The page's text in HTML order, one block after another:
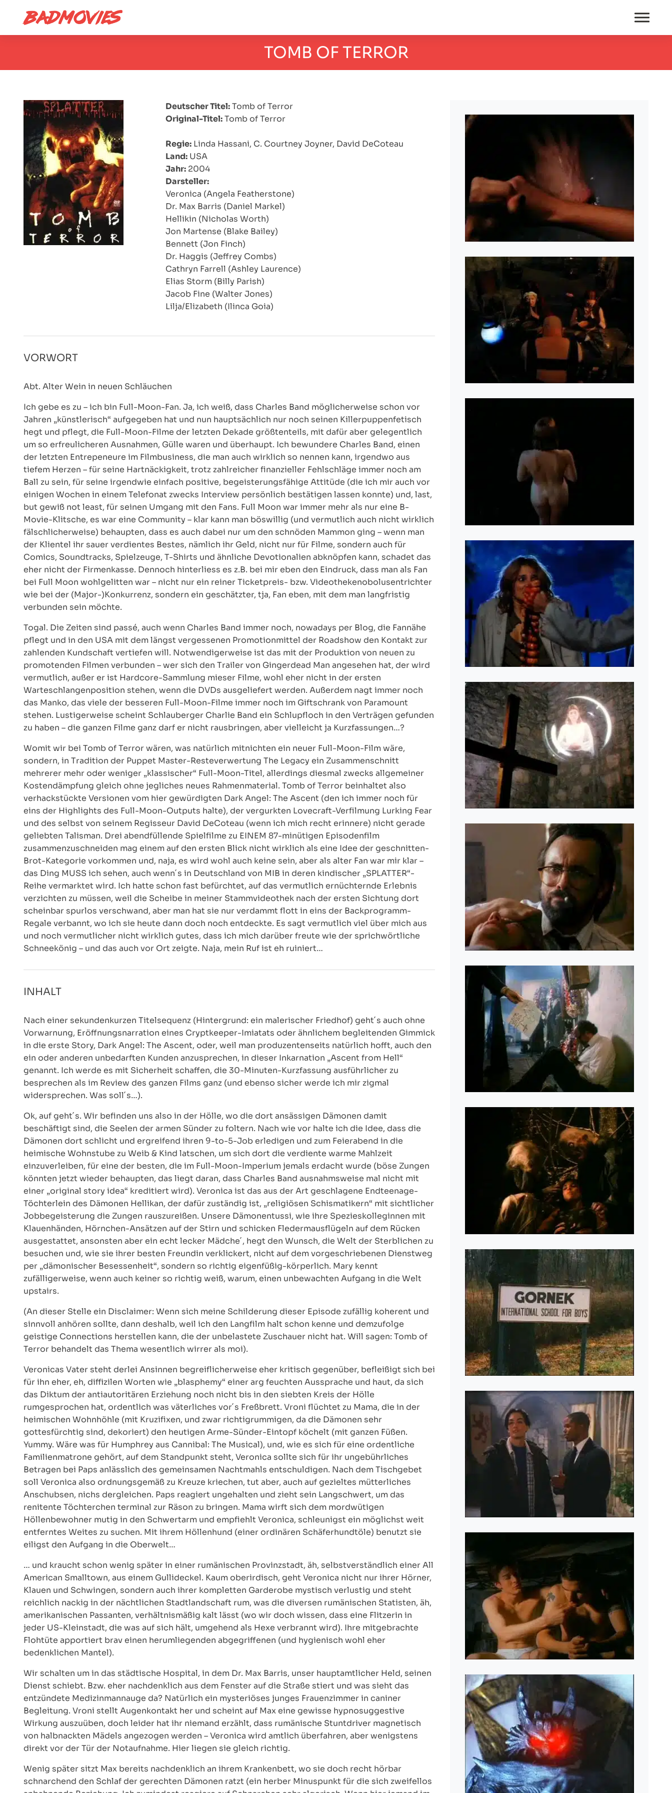
TOMB OF TERROR
Deutscher Titel:Tomb of Terror
Original-Titel:Tomb of Terror
Regie: Linda Hassani, C. Courtney Joyner, David DeCoteau
Land: USA
Jahr: 2004
Darsteller:
Veronica (Angela Featherstone)
Dr. Max Barris (Daniel Markel)
Hellikin (Nicholas Worth)
Jon Martense (Blake Bailey)
Bennett (Jon Finch)
Dr. Haggis (Jeffrey Combs)
Cathryn Farrell (Ashley Laurence)
Elias Storm (Billy Parish)
Jacob Fine (Walter Jones)
Lilja/Elizabeth (Ilinca Goia)
VORWORT
Abt. Alter Wein in neuen Schläuchen
Ich gebe es zu – ich bin Full-Moon-Fan. Ja, ich weiß, dass Charles Band möglicherweise schon vor
Jahren „künstlerisch“ aufgegeben hat und nun hauptsächlich nur noch seinen Killerpuppenfetisch
hegt und pflegt, die Full-Moon-Filme der letzten Dekade größtenteils, mit dafür aber gelegentlich
um so erfreulicheren Ausnahmen, Gülle waren und überhaupt. Ich bewundere Charles Band, einen
der letzten Entrepeneure im Filmbusiness, die man auch wirklich so nennen kann, irgendwo aus
tiefem Herzen – für seine Hartnäckigkeit, trotz zahlreicher finanzieller Fehlschläge immer noch am
Ball zu sein, für seine irgendwie einfach positive, begeisterungsfähige Attitüde (die ich mir auch vor
einigen Wochen in einem Telefonat zwecks Interview persönlich bestätigen lassen konnte) und, last,
but gewiß not least, für seinen Umgang mit den Fans. Full Moon war immer mehr als nur eine B-
Movie-Klitsche, es war eine Community – klar kann man böswillig (und vermutlich auch nicht wirklich
fälschlicherweise) behaupten, dass es auch dabei nur um den schnöden Mammon ging – wenn man
der Klientel ihr sauer verdientes Bestes, nämlich ihr Geld, nicht nur für Filme, sondern auch für
Comics, Soundtracks, Spielzeuge, T-Shirts und ähnliche Devotionalien abknöpfen kann, schadet das
eher nicht der Firmenkasse. Dennoch hinterliess es z.B. bei mir eben den Eindruck, dass man als Fan
bei Full Moon wohlgelitten war – nicht nur ein reiner Ticketpreis- bzw. Videothekenobolusentrichter
wie bei der (Major-)Konkurrenz, sondern ein geschätzter, tja, Fan eben, mit dem man langfristig
verbunden sein möchte.
Togal. Die Zeiten sind passé, auch wenn Charles Band immer noch, nowadays per Blog, die Fannähe
pflegt und in den USA mit dem längst vergessenen Promotionmittel der Roadshow den Kontakt zur
zahlenden Kundschaft vertiefen will. Notwendigerweise ist das mit der Produktion von neuen zu
promotenden Filmen verbunden – wer sich den Trailer von Gingerdead Man angesehen hat, der wird
vermutlich, außer er ist Hardcore-Sammlung mieser Filme, wohl eher nicht in der ersten
Warteschlangenposition stehen, wenn die DVDs ausgeliefert werden. Außerdem nagt immer noch
das Manko, das viele der besseren Full-Moon-Filme immer noch im Giftschrank von Paramount
stehen. Lustigerweise scheint Schlauberger Charlie Band ein Schlupfloch in den Verträgen gefunden
zu haben – die ganzen Filme ganz darf er nicht rausbringen, aber vielleicht ja Kurzfassungen…?
Womit wir bei Tomb of Terror wären, was natürlich mitnichten ein neuer Full-Moon-Film wäre,
sondern, in Tradition der Puppet Master-Resteverwertung The Legacy ein Zusammenschnitt
mehrerer mehr oder weniger „klassischer“ Full-Moon-Titel, allerdings diesmal zwecks allgemeiner
Kostendämpfung gleich ohne jegliches neues Rahmenmaterial. Tomb of Terror beinhaltet also
verhackstückte Versionen vom hier gewürdigten Dark Angel: The Ascent (den ich immer noch für
eins der Highlights des Full-Moon-Outputs halte), der vergurkten Lovecraft-Verfilmung Lurking Fear
und des selbst von seinem Regisseur David DeCoteau (wenn ich mich recht erinnere) nicht gerade
geliebten Talisman. Drei abendfüllende Spielfilme zu EINEM 87-minütigen Episodenfilm
zusammenzuschneiden mag einem auf den ersten Blick nicht wirklich als eine Idee der geschnitten-
Brot-Kategorie vorkommen und, naja, es wird wohl auch keine sein, aber als alter Fan war mir klar –
das Ding MUSS ich sehen, auch wenn´s in Deutschland von MIB in deren kindischer „SPLATTER“-
Reihe vermarktet wird. Ich hatte schon fast befürchtet, auf das vermutlich ernüchternde Erlebnis
verzichten zu müssen, weil die Scheibe in meiner Stammvideothek nach der ersten Sichtung dort
scheinbar spurlos verschwand, aber man hat sie nur verdammt flott in eins der Backprogramm-
Regale verbannt, wo ich sie heute dann doch noch entdeckte. Es sagt vermutlich viel über mich aus
und noch vermutlicher nicht wirklich gutes, dass ich mich darüber freute wie der sprichwörtliche
Schneekönig – und das auch vor Ort zeigte. Naja, mein Ruf ist eh ruiniert…
INHALT
Nach einer sekundenkurzen Titelsequenz (Hintergrund: ein malerischer Friedhof) geht´s auch ohne
Vorwarnung, Eröffnungsnarration eines Cryptkeeper-Imiatats oder ähnlichem begleitenden Gimmick
in die erste Story, Dark Angel: The Ascent, oder, weil man produzentenseits natürlich hofft, auch den
ein oder anderen unbedarften Kunden anzusprechen, in dieser Inkarnation „Ascent from Hell“
genannt. Ich werde es mit Sicherheit schaffen, die 30-Minuten-Kurzfassung ausführlicher zu
besprechen als im Review des ganzen Films ganz (und ebenso sicher werde ich mir zigmal
widersprechen. Was soll´s…).
Ok, auf geht´s. Wir befinden uns also in der Hölle, wo die dort ansässigen Dämonen damit
beschäftigt sind, die Seelen der armen Sünder zu foltern. Nach wie vor halte ich die Idee, dass die
Dämonen dort schlicht und ergreifend ihren 9-to-5-Job erledigen und zum Feierabend in die
heimische Wohnstube zu Weib & Kind latschen, um sich dort die verdiente warme Mahlzeit
einzuverleiben, für eine der besten, die im Full-Moon-Imperium jemals erdacht wurde (böse Zungen
könnten jetzt wieder behaupten, das liegt daran, dass Charles Band ausnahmsweise mal nicht mit
einer „original story idea“ kreditiert wird). Veronica ist das aus der Art geschlagene Endteenage-
Töchterlein des Dämonen Hellikan, der dafür zuständig ist, „religiösen Schismatikern“ mit sichtlicher
Jobbegeisterung die Zungen rauszureißen. Unsere Dämonentussi, wie ihre Spezieskolleginnen mit
Klauenhänden, Hörnchen-Ansätzen auf der Stirn und schicken Fledermausflügeln auf dem Rücken
ausgestattet, ansonsten aber ein echt lecker Mädche´, hegt den Wunsch, die Welt der Sterblichen zu
besuchen und, wie sie ihrer besten Freundin verklickert, nicht auf dem vorgeschriebenen Dienstweg
per „dämonischer Besessenheit“, sondern so richtig eigenfüßig-körperlich. Mary kennt
zufälligerweise, wenn auch keiner so richtig weiß, warum, einen unbewachten Aufgang in die Welt
upstairs.
(An dieser Stelle ein Disclaimer: Wenn sich meine Schilderung dieser Episode zufällig koherent und
sinnvoll anhören sollte, dann deshalb, weil ich den Langfilm halt schon kenne und demzufolge
geistige Connections herstellen kann, die der unbelastete Zuschauer nicht hat. Will sagen: Tomb of
Terror behandelt das Thema wesentlich wirrer als moi).
Veronicas Vater steht derlei Ansinnen begreiflicherweise eher kritisch gegenüber, befleißigt sich bei
für ihn eher, eh, diffizilen Worten wie „blasphemy“ einer arg feuchten Aussprache und haut, da sich
das Diktum der antiautoritären Erziehung noch nicht bis in den siebten Kreis der Hölle
rumgesprochen hat, ordentlich was väterliches vor´s Freßbrett. Vroni flüchtet zu Mama, die in der
heimischen Wohnhöhle (mit Kruzifixen, und zwar richtigrummigen, da die Dämonen sehr
gottesfürchtig sind, dekoriert) den heutigen Arme-Sünder-Eintopf köchelt (mit ganzen Füßen.
Yummy. Wäre was für Humphrey aus Cannibal: The Musical), und, wie es sich für eine ordentliche
Familienmatrone gehört, auf dem Standpunkt steht, Veronica sollte sich für ihr ungebührliches
Betragen bei Paps anlässlich des gemeinsamen Nachtmahls entschuldigen. Nach dem Tischgebet
soll Veronica also ordnungsgemäß zu Kreuze kriechen, tut aber, auch auf gezieltes mütterliches
Anschubsen, nichs dergleichen. Paps reagiert ungehalten und zieht sein Langschwert, um das
renitente Töchterchen terminal zur Räson zu bringen. Mama wirft sich dem mordwütigen
Höllenbewohner mutig in den Schwertarm und empfiehlt Veronica, schleunigst ein möglichst weit
entferntes Weites zu suchen. Mit ihrem Höllenhund (einer ordinären Schäferhundtöle) benutzt sie
eiligst den Aufgang in die Oberwelt…
… und kraucht schon wenig später in einer rumänischen Provinzstadt, äh, selbstverständlich einer All
American Smalltown, aus einem Gullideckel. Kaum oberirdisch, geht Veronica nicht nur ihrer Hörner,
Klauen und Schwingen, sondern auch ihrer kompletten Garderobe mystisch verlustig und steht
reichlich nackig in der nächtlichen Stadtlandschaft rum, was die diversen rumänischen Statisten, äh,
amerikanischen Passanten, verhältnismäßig kalt lässt (wo wir doch wissen, dass eine Flitzerin in
jeder US-Kleinstadt, die was auf sich hält, umgehend als Hexe verbrannt wird). Ihre mitgebrachte
Flohtüte apportiert brav einen herumliegenden abgegriffenen (und hygienisch wohl eher
bedenklichen Mantel).
Wir schalten um in das städtische Hospital, in dem Dr. Max Barris, unser hauptamtlicher Held, seinen
Dienst schiebt. Bzw. eher nachdenklich aus dem Fenster auf die Straße stiert und was sieht das
entzündete Medizinmannauge da? Natürlich ein mysteriöses junges Frauenzimmer in caniner
Begleitung. Vroni stellt Augenkontakt her und scheint auf Max eine gewisse hypnosuggestive
Wirkung auszuüben, doch leider hat ihr niemand erzählt, dass rumänische Stuntdriver magnetisch
von halbnackten Mädels angezogen werden – Veronica wird amtlich überfahren, aber wenigstens
direkt vor der Tür der Notaufnahme. Hier liegen sie gleich richtig.
Wenig später sitzt Max bereits nachdenklich an ihrem Krankenbett, wo sie doch recht hörbar
schnarchend den Schlaf der gerechten Dämonen ratzt (ein herber Minuspunkt für die sich zweifellos